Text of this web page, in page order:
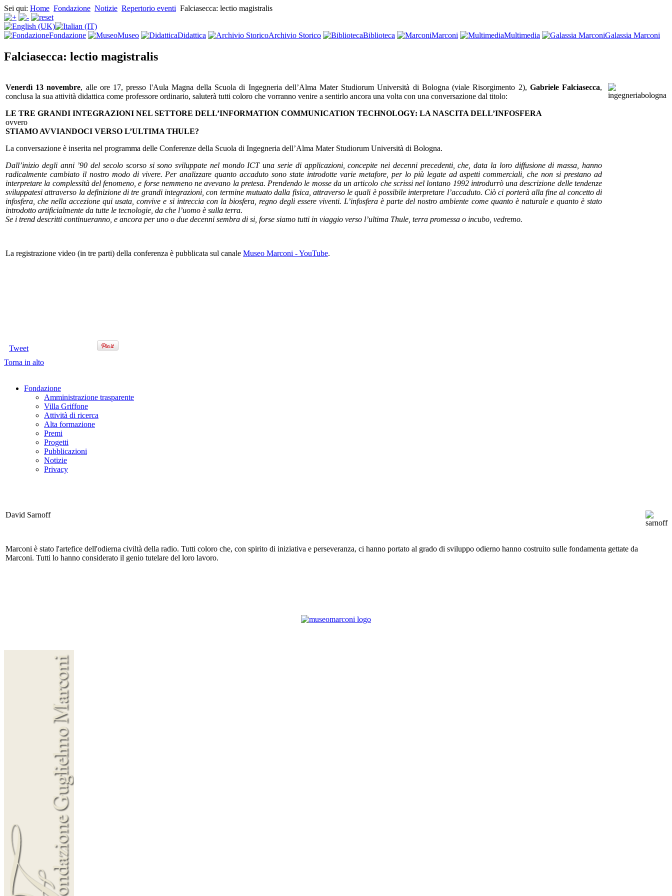
Sei qui: Home Fondazione Notizie Repertorio eventi Falciasecca: lectio magistralis
Fondazione Museo Didattica Archivio Storico Biblioteca Marconi Multimedia Galassia Marconi
Falciasecca: lectio magistralis
Venerdì 13 novembre, alle ore 17, presso l'Aula Magna della Scuola di Ingegneria dell’Alma Mater Studiorum Università di Bologna (viale Risorgimento 2), Gabriele Falciasecca,
conclusa la sua attività didattica come professore ordinario, saluterà tutti coloro che vorranno venire a sentirlo ancora una volta con una conversazione dal titolo:
LE TRE GRANDI INTEGRAZIONI NEL SETTORE DELL’INFORMATION COMMUNICATION TECHNOLOGY: LA NASCITA DELL’INFOSFERA
ovvero
STIAMO AVVIANDOCI VERSO L’ULTIMA THULE?
La conversazione è inserita nel programma delle Conferenze della Scuola di Ingegneria dell’Alma Mater Studiorum Università di Bologna.
Dall’inizio degli anni ’90 del secolo scorso si sono sviluppate nel mondo ICT una serie di applicazioni, concepite nei decenni precedenti, che, data la loro diffusione di massa, hanno
radicalmente cambiato il nostro modo di vivere. Per analizzare quanto accaduto sono state introdotte varie metafore, per lo più legate ad aspetti commerciali, che non si prestano ad
interpretare la complessità del fenomeno, e forse nemmeno ne avevano la pretesa. Prendendo le mosse da un articolo che scrissi nel lontano 1992 introdurrò una descrizione delle tendenze
sviluppatesi attraverso la definizione di tre grandi integrazioni, con termine mutuato dalla fisica, attraverso le quali è possibile interpretare l’accaduto. Ciò ci porterà alla fine al concetto di
infosfera, che nella accezione qui usata, convive e si intreccia con la biosfera, regno degli essere viventi. L’infosfera è parte del nostro ambiente come quanto è naturale e quanto è stato
introdotto artificialmente da tutte le tecnologie, da che l’uomo è sulla terra.
Se i trend descritti continueranno, e ancora per uno o due decenni sembra di si, forse siamo tutti in viaggio verso l’ultima Thule, terra promessa o incubo, vedremo.
La registrazione video (in tre parti) della conferenza è pubblicata sul canale Museo Marconi - YouTube.
Tweet
Torna in alto
Fondazione
Amministrazione trasparente
Villa Griffone
Attività di ricerca
Alta formazione
Premi
Progetti
Pubblicazioni
Notizie
Privacy
David Sarnoff
Marconi è stato l'artefice dell'odierna civiltà della radio. Tutti coloro che, con spirito di iniziativa e perseveranza, ci hanno portato al grado di sviluppo odierno hanno costruito sulle fondamenta gettate da
Marconi. Tutti lo hanno considerato il genio tutelare del loro lavoro.